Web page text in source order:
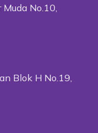
No.10,
Blok H No.19,